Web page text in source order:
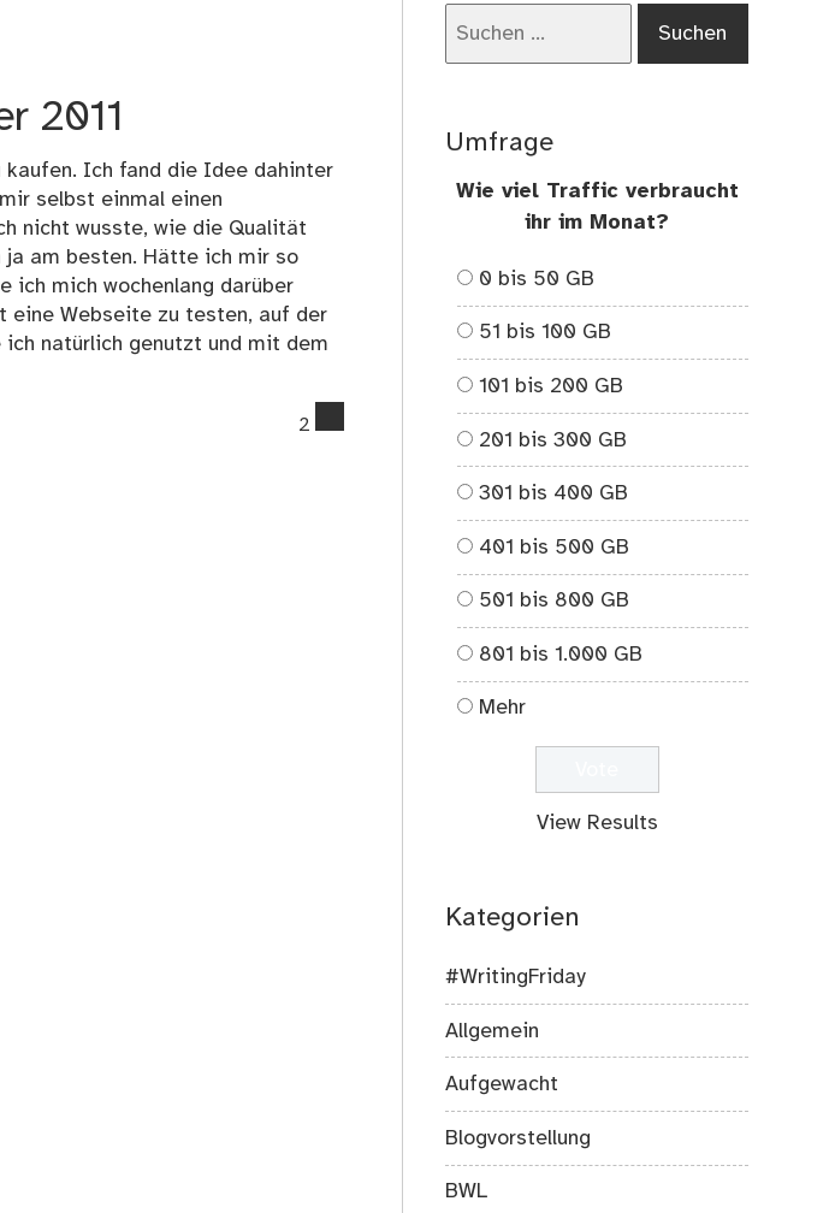
2011
kaufen. Ich fand die Idee dahinter
selbst einmal einen
nicht wusste, wie die Qualität
ja am besten. Hätte ich mir so
ich mich wochenlang darüber
eine Webseite zu testen, auf der
ich natürlich genutzt und mit dem
2
Geschenkideen
Umfrage
Wie viel Traffic verbraucht
ihr im Monat?
0 bis 50 GB
51 bis 100 GB
101 bis 200 GB
201 bis 300 GB
301 bis 400 GB
401 bis 500 GB
501 bis 800 GB
801 bis 1.000 GB
Mehr
View Results
Kategorien
#WritingFriday
Allgemein
Aufgewacht
Blogvorstellung
BWL